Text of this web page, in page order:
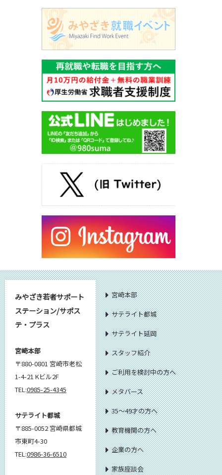
みやざき若者サポート
ステーション/サポス
テ・プラス
宮崎本部
〒880-0801 宮崎市老松
1-4-21 Kビル2F
TEL:0985-25-4345
サテライト都城
〒885-0052 宮崎県都城
市東町4-30
TEL:0986-36-6510
宮崎本部
サテライト都城
サテライト延岡
スタッフ紹介
ご利用を検討中の方へ
メタバース
35～49才の方へ
教育機関の方へ
企業の方へ
家族座談会